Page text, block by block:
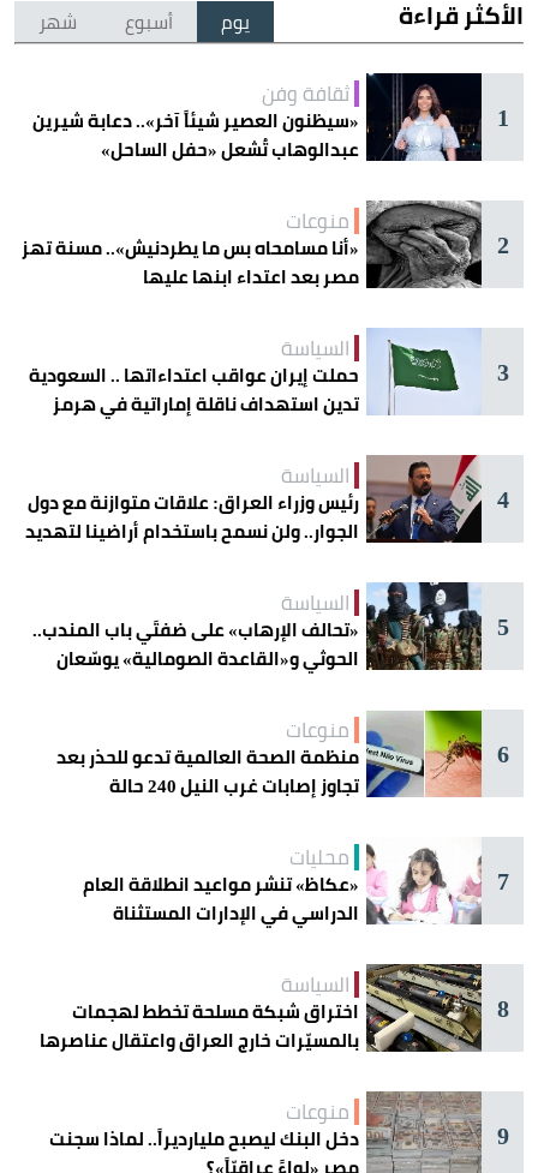
الأكثر قراءة يوم أسبوع شهر
1
ثقافة وفن
«سيظنون العصير شيئاً آخر».. دعابة شيرين
عبدالوهاب تُشعل «حفل الساحل»
2
منوعات
«أنا مسامحاه بس ما يطردنيش».. مسنة تهز
مصر بعد اعتداء ابنها عليها
3
السياسة
حملت إيران عواقب اعتداءاتها .. السعودية
تدين استهداف ناقلة إماراتية في هرمز
4
السياسة
رئيس وزراء العراق: علاقات متوازنة مع دول
الجوار.. ولن نسمح باستخدام أراضينا لتهديد
5
السياسة
«تحالف الإرهاب» على ضفتَي باب المندب..
الحوثي و«القاعدة الصومالية» يوسّعان
6
منوعات
منظمة الصحة العالمية تدعو للحذر بعد
تجاوز إصابات غرب النيل 240 حالة
7
محليات
«عكاظ» تنشر مواعيد انطلاقة العام
الدراسي في الإدارات المستثناة
8
السياسة
اختراق شبكة مسلحة تخطط لهجمات
بالمسيّرات خارج العراق واعتقال عناصرها
9
منوعات
دخل البنك ليصبح مليارديراً.. لماذا سجنت